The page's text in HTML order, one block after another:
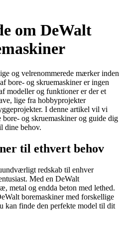
om DeWalt
og velrenommerede mærker inden
bore- og skruemaskiner er ingen
modeller og funktioner er der et
lige fra hobbyprojekter
I denne artikel vil vi
og skruemaskiner og guide dig
dine behov.
til ethvert behov
redskab til enhver
Med en DeWalt
metal og endda beton med lethed.
boremaskiner med forskellige
kan finde den perfekte model til dit